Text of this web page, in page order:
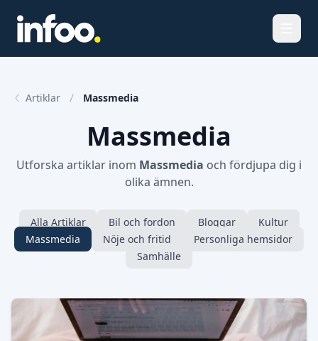
Artiklar Massmedia
Massmedia
Utforska artiklar inom Massmedia och fördjupa dig i
olika ämnen.
Alla Artiklar Bil och fordon Bloggar
Kultur
Massmedia
Nöje och fritid
Personliga hemsidor
Samhälle